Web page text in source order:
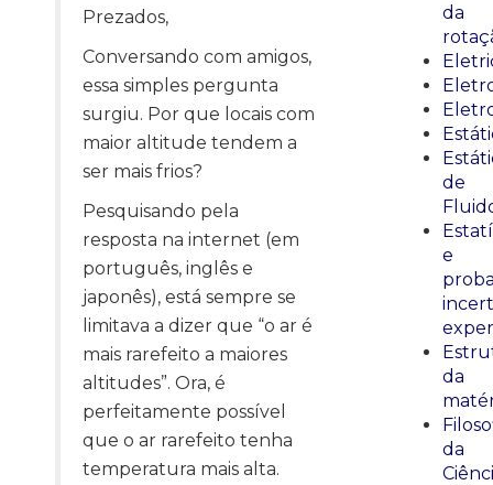
Prezados,
Conversando com amigos,
essa simples pergunta
surgiu. Por que locais com
maior altitude tendem a
ser mais frios?
Pesquisando pela
resposta na internet (em
português, inglês e
japonês), está sempre se
limitava a dizer que “o ar é
mais rarefeito a maiores
altitudes”. Ora, é
perfeitamente possível
que o ar rarefeito tenha
temperatura mais alta.
da
de
e
da
da